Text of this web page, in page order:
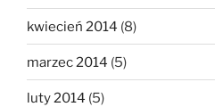
kwiecień 2014 (8)
marzec 2014 (5)
luty 2014 (5)